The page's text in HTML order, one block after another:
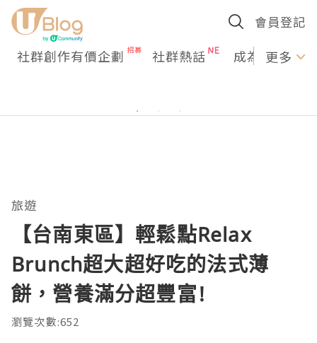
會員登記
社群創作有價企劃 社群熱話 成為U更多
旅遊
【台南東區】輕鬆點Relax
Brunch超大超好吃的法式薄
餅，營養滿分超豐富!
瀏覽次數:652